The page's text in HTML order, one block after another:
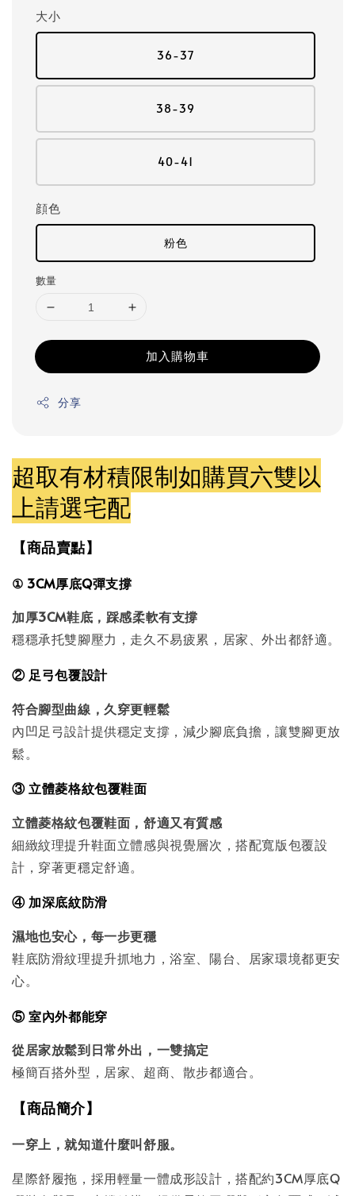
大小
36-37
38-39
40-41
顔色
粉色
數量
加入購物車
分享
超取有材積限制如購買六雙以
上請選宅配
【商品賣點】
① 3CM厚底Q彈支撐
加厚3CM鞋底，踩感柔軟有支撐
穩穩承托雙腳壓力，走久不易疲累，居家、外出都舒適。
② 足弓包覆設計
符合腳型曲線，久穿更輕鬆
內凹足弓設計提供穩定支撐，減少腳底負擔，讓雙腳更放
鬆。
③ 立體菱格紋包覆鞋面
立體菱格紋包覆鞋面，舒適又有質感
細緻紋理提升鞋面立體感與視覺層次，搭配寬版包覆設
計，穿著更穩定舒適。
④ 加深底紋防滑
濕地也安心，每一步更穩
鞋底防滑紋理提升抓地力，浴室、陽台、居家環境都更安
心。
⑤ 室內外都能穿
從居家放鬆到日常外出，一雙搞定
極簡百搭外型，居家、超商、散步都適合。
【商品簡介】
一穿上，就知道什麼叫舒服。
星際舒履拖，採用輕量一體成形設計，搭配約3CM厚底Q